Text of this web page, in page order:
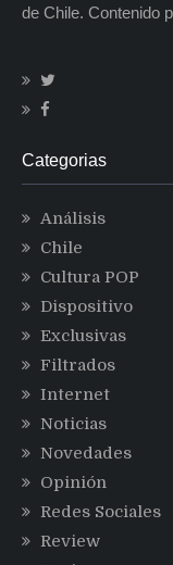
de Chile. Contenido
Categorias
Análisis
Chile
Cultura POP
Dispositivo
Exclusivas
Filtrados
Internet
Noticias
Novedades
Opinión
Redes Sociales
Review